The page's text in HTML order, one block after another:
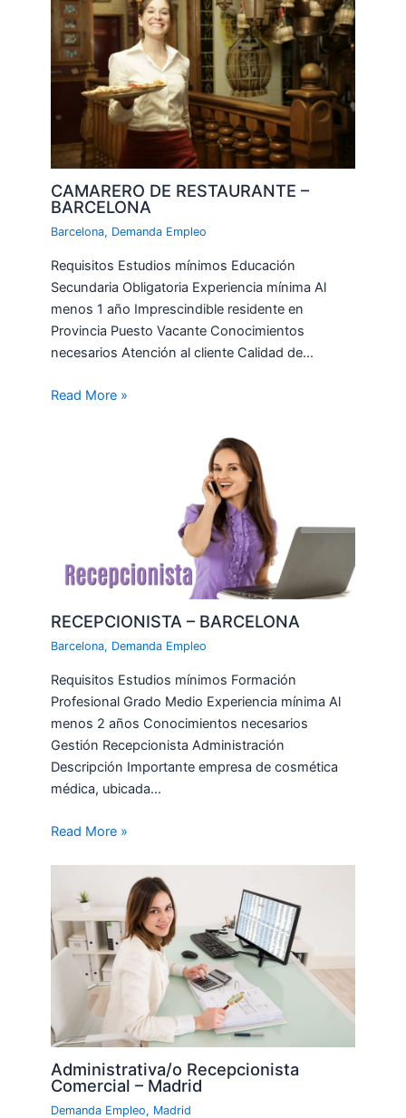
CAMARERO DE RESTAURANTE –
BARCELONA
Barcelona, Demanda Empleo
Requisitos Estudios mínimos Educación
Secundaria Obligatoria Experiencia mínima Al
menos 1 año Imprescindible residente en
Provincia Puesto Vacante Conocimientos
necesarios Atención al cliente Calidad de…
Read More »
RECEPCIONISTA – BARCELONA
Barcelona, Demanda Empleo
Requisitos Estudios mínimos Formación
Profesional Grado Medio Experiencia mínima Al
menos 2 años Conocimientos necesarios
Gestión Recepcionista Administración
Descripción Importante empresa de cosmética
médica, ubicada…
Read More »
Administrativa/o Recepcionista
Comercial – Madrid
Demanda Empleo, Madrid